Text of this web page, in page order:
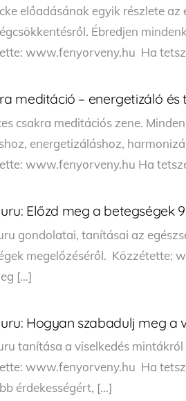
előadásának egyik részlete az
Ébredjen
www.fenyorveny.hu Ha
meditáció – energetizáló
csakra meditációs zene.
energetizáláshoz,
www.fenyorveny.hu Ha
Előzd meg a betegségek
gondolatai, tanításai az
megelőzéséről. Közzétette:
[…]
Hogyan szabadulj meg a
tanítása a viselkedés mintákról
www.fenyorveny.hu Ha
érdekességért, […]